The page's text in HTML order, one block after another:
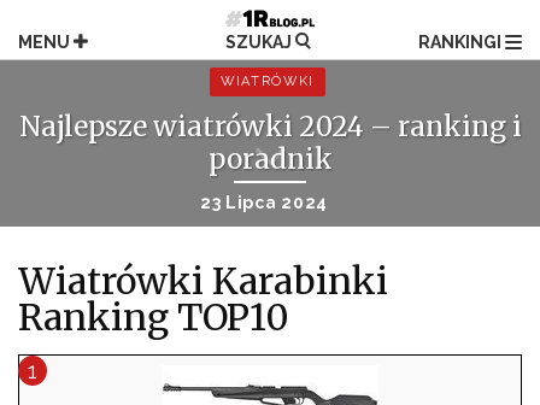
do
treści
MENU SZUKAJ RANKINGI
WIATRÓWKI
Najlepsze wiatrówki 2024 – ranking i
poradnik
23 Lipca 2024
Wiatrówki Karabinki
Ranking TOP10